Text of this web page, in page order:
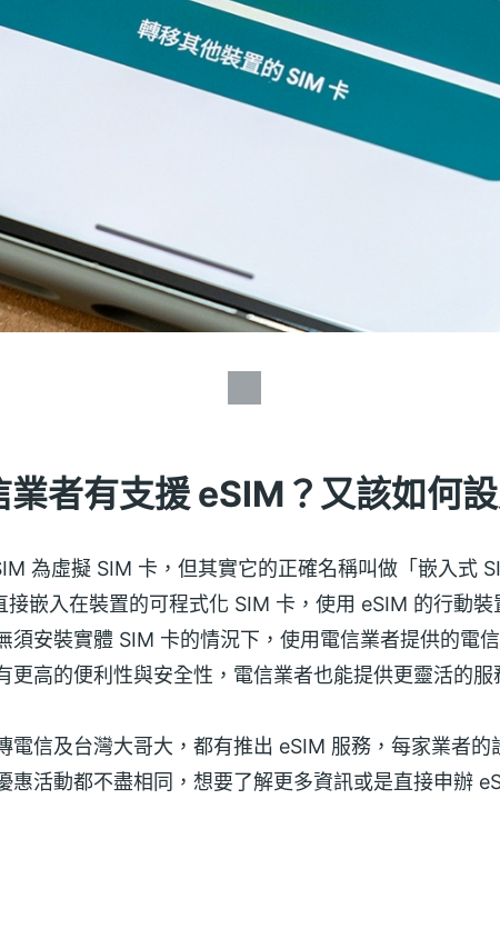
業者有支援 eSIM？又該如何
為虛擬 SIM 卡，但其實它的正確名稱叫做「嵌入式
接嵌入在裝置的可程式化 SIM 卡，使用 eSIM 的行動裝
須安裝實體 SIM 卡的情況下，使用電信業者提供的電
更高的便利性與安全性，電信業者也能提供更靈活的服
電信及台灣大哥大，都有推出 eSIM 服務，每家業者
惠活動都不盡相同，想要了解更多資訊或是直接申辦